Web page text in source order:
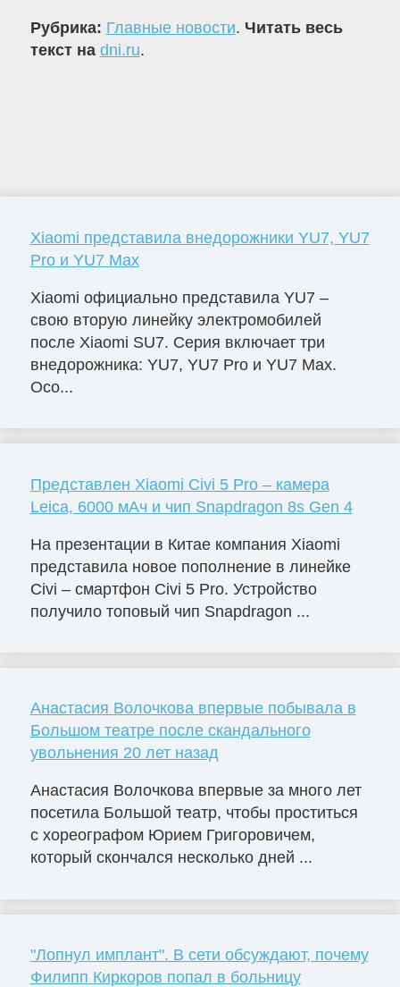
Рубрика: Главные новости. Читать весь
текст на dni.ru.
Xiaomi представила внедорожники YU7, YU7
Pro и YU7 Max
Xiaomi официально представила YU7 –
свою вторую линейку электромобилей
после Xiaomi SU7. Серия включает три
внедорожника: YU7, YU7 Pro и YU7 Max.
Осо...
Представлен Xiaomi Civi 5 Pro – камера
Leica, 6000 мАч и чип Snapdragon 8s Gen 4
На презентации в Китае компания Xiaomi
представила новое пополнение в линейке
Civi – смартфон Civi 5 Pro. Устройство
получило топовый чип Snapdragon ...
Анастасия Волочкова впервые побывала в
Большом театре после скандального
увольнения 20 лет назад
Анастасия Волочкова впервые за много лет
посетила Большой театр, чтобы проститься
с хореографом Юрием Григоровичем,
который скончался несколько дней ...
"Лопнул имплант". В сети обсуждают, почему
Филипп Киркоров попал в больницу